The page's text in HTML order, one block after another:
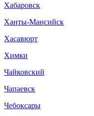
Хабаровск
Ханты-Мансийск
Хасавюрт
Химки
Чайковский
Чапаевск
Чебоксары